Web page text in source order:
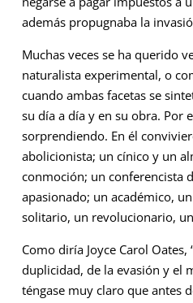
además propugnaba la
Muchas veces se ha querido
naturalista experimental, o
cuando ambas facetas se
su día a día y en su obra. Por
sorprendiendo. En él
abolicionista; un cínico y un
conmoción; un conferencista
apasionado; un académico,
solitario, un revolucionario,
Como diría Joyce Carol
duplicidad, de la evasión y el
téngase muy claro que antes